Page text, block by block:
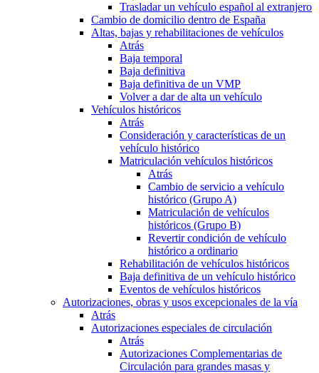
Trasladar un vehículo español al extranjero
Cambio de domicilio dentro de España
Altas, bajas y rehabilitaciones de vehículos
Atrás
Baja temporal
Baja definitiva
Baja definitiva de un VMP
Volver a dar de alta un vehículo
Vehículos históricos
Atrás
Consideración y características de un
vehículo histórico
Matriculación vehículos históricos
Atrás
Cambio de servicio a vehículo
histórico (Grupo A)
Matriculación de vehículos
históricos (Grupo B)
Revertir condición de vehículo
histórico a ordinario
Rehabilitación de vehículos históricos
Baja definitiva de un vehículo histórico
Eventos de vehículos históricos
Autorizaciones, obras y usos excepcionales de la vía
Atrás
Autorizaciones especiales de circulación
Atrás
Autorizaciones Complementarias de
Circulación para grandes masas y